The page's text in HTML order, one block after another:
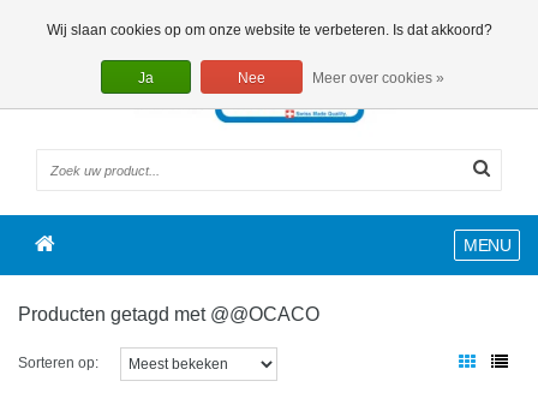
0 Artikelen
MENU
Producten getagd met @@OCACO
Sorteren op:
Wij slaan cookies op om onze website te verbeteren. Is dat akkoord?
Ja Nee Meer over cookies »